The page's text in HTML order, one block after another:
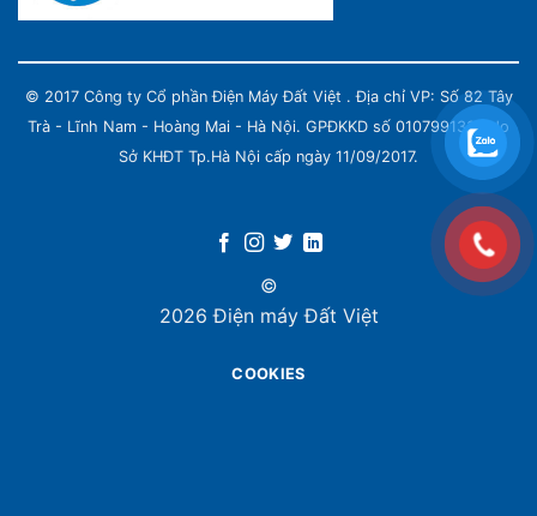
© 2017 Công ty Cổ phần Điện Máy Đất Việt . Địa chỉ VP: Số 82 Tây
Trà - Lĩnh Nam - Hoàng Mai - Hà Nội. GPĐKKD số 0107991339 do
Sở KHĐT Tp.Hà Nội cấp ngày 11/09/2017.
©
2026 Điện máy Đất Việt
COOKIES